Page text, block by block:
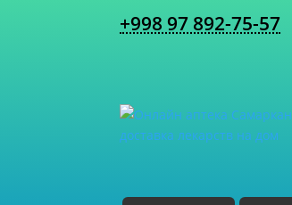
+998 97 892-75-57